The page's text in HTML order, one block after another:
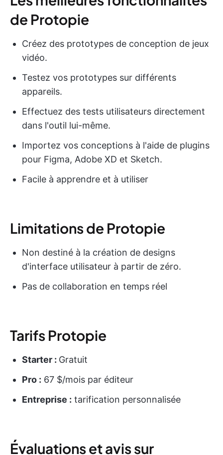
de Protopie
Créez des prototypes de conception de jeux
vidéo.
Testez vos prototypes sur différents
appareils.
Effectuez des tests utilisateurs directement
dans l'outil lui-même.
Importez vos conceptions à l'aide de plugins
pour Figma, Adobe XD et Sketch.
Facile à apprendre et à utiliser
Limitations de Protopie
Non destiné à la création de designs
d'interface utilisateur à partir de zéro.
Pas de collaboration en temps réel
Tarifs Protopie
Starter : Gratuit
Pro : 67 $/mois par éditeur
Entreprise : tarification personnalisée
Évaluations et avis sur